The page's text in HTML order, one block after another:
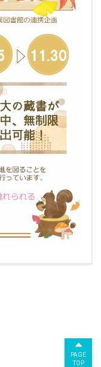
PAGE
TOP